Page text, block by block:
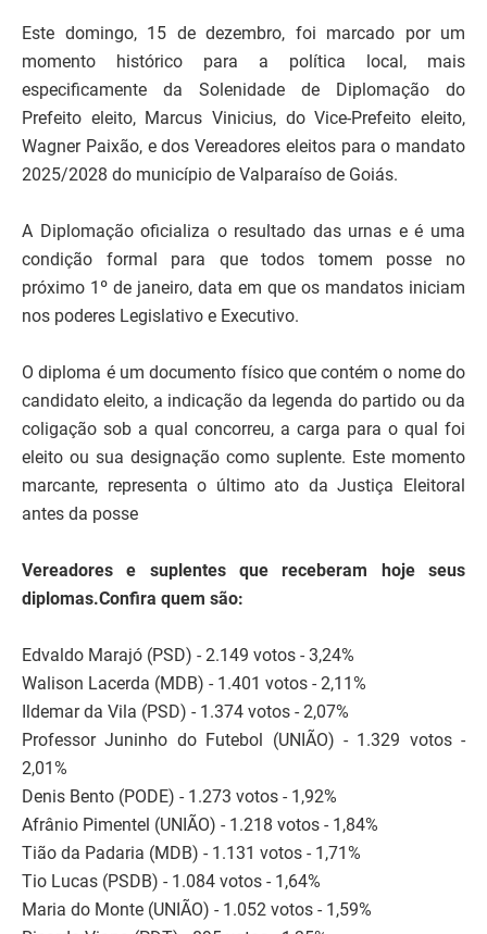
Este domingo, 15 de dezembro, foi marcado por um
momento histórico para a política local, mais
especificamente da Solenidade de Diplomação do
Prefeito eleito, Marcus Vinicius, do Vice-Prefeito eleito,
Wagner Paixão, e dos Vereadores eleitos para o mandato
2025/2028 do município de Valparaíso de Goiás.
A Diplomação oficializa o resultado das urnas e é uma
condição formal para que todos tomem posse no
próximo 1º de janeiro, data em que os mandatos iniciam
nos poderes Legislativo e Executivo.
O diploma é um documento físico que contém o nome do
candidato eleito, a indicação da legenda do partido ou da
coligação sob a qual concorreu, a carga para o qual foi
eleito ou sua designação como suplente. Este momento
marcante, representa o último ato da Justiça Eleitoral
antes da posse
Vereadores e suplentes que receberam hoje seus
diplomas.Confira quem são:
Edvaldo Marajó (PSD) - 2.149 votos - 3,24%
Walison Lacerda (MDB) - 1.401 votos - 2,11%
Ildemar da Vila (PSD) - 1.374 votos - 2,07%
Professor Juninho do Futebol (UNIÃO) - 1.329 votos -
2,01%
Denis Bento (PODE) - 1.273 votos - 1,92%
Afrânio Pimentel (UNIÃO) - 1.218 votos - 1,84%
Tião da Padaria (MDB) - 1.131 votos - 1,71%
Tio Lucas (PSDB) - 1.084 votos - 1,64%
Maria do Monte (UNIÃO) - 1.052 votos - 1,59%